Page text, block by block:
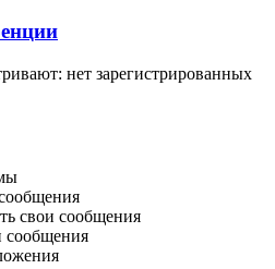
нет зарегистрированных
свои сообщения
сообщения